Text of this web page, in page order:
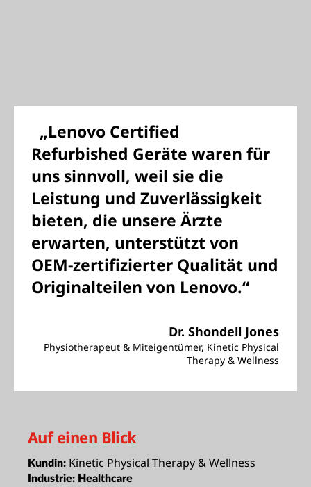
„Lenovo Certified
Refurbished Geräte waren für
uns sinnvoll, weil sie die
Leistung und Zuverlässigkeit
bieten, die unsere Ärzte
erwarten, unterstützt von
OEM-zertifizierter Qualität und
Originalteilen von Lenovo.“
Dr. Shondell Jones
Physiotherapeut & Miteigentümer, Kinetic Physical
Therapy & Wellness
Auf einen Blick
Kundin: Kinetic Physical Therapy & Wellness
Industrie: Healthcare